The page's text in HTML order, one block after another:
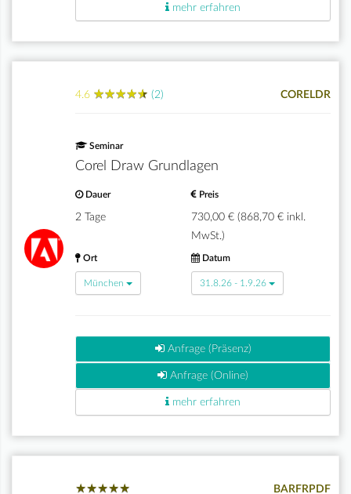
mehr erfahren
4.6 ★★★★★
★★★★★ (2) CORELDR
Seminar
Corel Draw Grundlagen
Dauer
2 Tage
Preis
730,00 € (868,70 € inkl.
MwSt.)
Ort
München
Datum
31.8.26 - 1.9.26
Anfrage (Präsenz)
Anfrage (Online)
mehr erfahren
★★★★★
★★★★★ BARFRPDF